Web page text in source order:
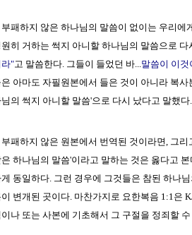
부패하지 않은 하나님의 말씀이 없이는 우리에
원히 거하는 썩지 아니할 하나님의 말씀으로 다
라"고 말씀한다. 그들이 들었던 바...말씀이 이것
은 아마도 자필원본에서 들은 것이 아니라 복
님의 썩지 아니할 말씀'으로 다시 났다고 말했다.
부패하지 않은 원본에서 번역된 것이라면, 그
은 하나님의 말씀'이라고 말하는 것은 옳다고
동일하다. 그런 경우에 그것들은 참된 하나
이 변개된 곳이다. 마찬가지로 요한복음 1:1은
이나 또는 사본에 기초해서 그 구절을 정죄할